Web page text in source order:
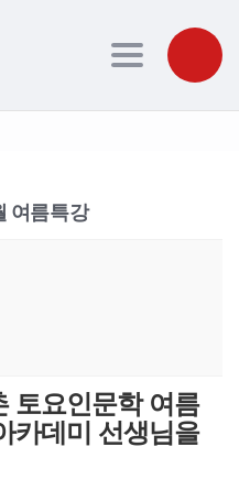
Toggle
여름특강
토요인문학 여름
카데미 선생님을